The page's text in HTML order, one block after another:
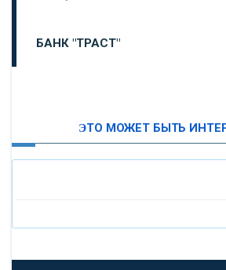
БАНК "ТРАСТ"
«БАНК САНКТ-ПЕТЕРБУРГ»
ЭТО МОЖЕТ БЫТЬ